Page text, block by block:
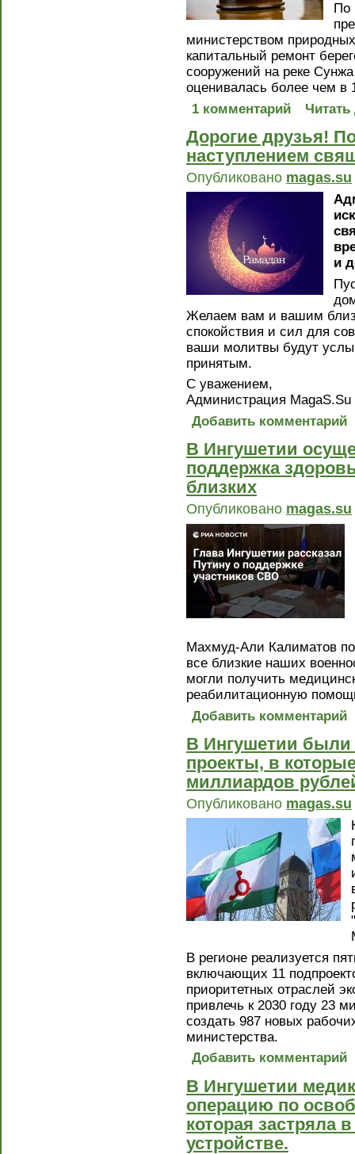
По
министерством
капитальный ремонт
сооружений на реке
оценивалась более чем в
1 комментарий
Читать
Дорогие друзья!
наступлением
Опубликовано magas.su
и
Желаем вам и вашим
спокойствия и сил для
ваши молитвы будут
принятым.
С уважением,
Администрация MagaS.Su
Добавить комментарий
В Ингушетии
поддержка
близких
Опубликовано magas.su
Махмуд-Али Калиматов
все близкие наших
могли получить
реабилитационную
Добавить комментарий
В Ингушетии были
проекты, в
миллиардов
Опубликовано magas.su
В регионе реализуется
включающих 11
приоритетных отраслей
привлечь к 2030 году 23
создать 987 новых
министерства.
Добавить комментарий
В Ингушетии
операцию по
которая застряла
устройстве.